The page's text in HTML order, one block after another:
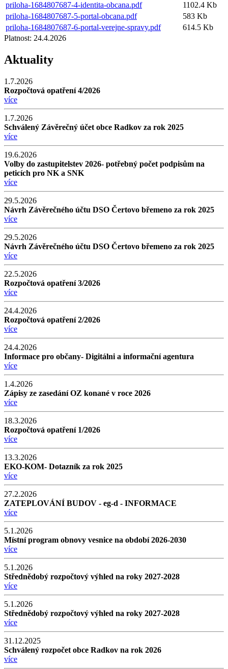
priloha-1684807687-4-identita-obcana.pdf
1102.4 Kb
priloha-1684807687-5-portal-obcana.pdf
583 Kb
priloha-1684807687-6-portal-verejne-spravy.pdf
614.5 Kb
Platnost: 24.4.2026
Aktuality
1.7.2026
Rozpočtová opatření 4/2026
více
1.7.2026
Schválený Závěrečný účet obce Radkov za rok 2025
více
19.6.2026
Volby do zastupitelstev 2026- potřebný počet podpisům na
peticích pro NK a SNK
více
29.5.2026
Návrh Závěrečného účtu DSO Čertovo břemeno za rok 2025
více
29.5.2026
Návrh Závěrečného účtu DSO Čertovo břemeno za rok 2025
více
22.5.2026
Rozpočtová opatření 3/2026
více
24.4.2026
Rozpočtová opatření 2/2026
více
24.4.2026
Informace pro občany- Digitálni a informační agentura
více
1.4.2026
Zápisy ze zasedání OZ konané v roce 2026
více
18.3.2026
Rozpočtová opatření 1/2026
více
13.3.2026
EKO-KOM- Dotazník za rok 2025
více
27.2.2026
ZATEPLOVÁNÍ BUDOV - eg-d - INFORMACE
více
5.1.2026
Místní program obnovy vesnice na období 2026-2030
více
5.1.2026
Střednědobý rozpočtový výhled na roky 2027-2028
více
5.1.2026
Střednědobý rozpočtový výhled na roky 2027-2028
více
31.12.2025
Schválený rozpočet obce Radkov na rok 2026
více